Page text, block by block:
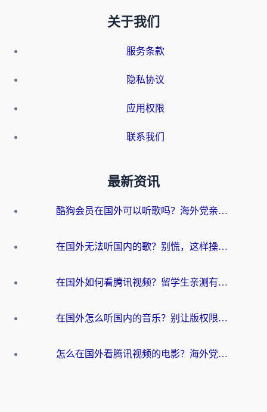
关于我们
服务条款
隐私协议
应用权限
联系我们
最新资讯
酷狗会员在国外可以听歌吗？海外党亲测有效：3步解决音乐权限难题
在国外无法听国内的歌？别慌，这样操作就能畅听QQ音乐（附亲测加速器推荐）
在国外如何看腾讯视频？留学生亲测有效的回国加速方案
在国外怎么听国内的音乐？别让版权限制断了你的华语歌单
怎么在国外看腾讯视频的电影？海外党亲测有效的回国加速指南